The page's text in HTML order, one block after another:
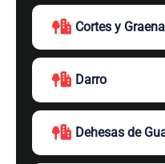
Cortes y Graena
Darro
Dehesas de